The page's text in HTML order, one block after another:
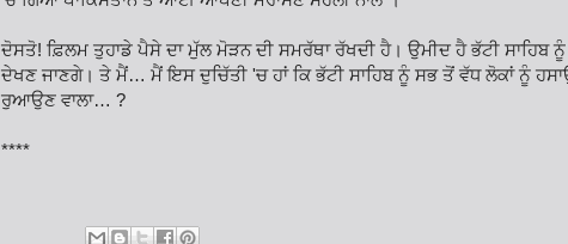
ਦੋਸਤੋ! ਫ਼ਿਲਮ ਤੁਹਾਡੇ ਪੈਸੇ ਦਾ ਮੁੱਲ ਮੋੜਨ ਦੀ ਸਮਰੱਥਾ ਰੱਖਦੀ ਹੈ। ਉਮੀਦ ਹੈ ਭੱਟੀ ਸਾਹਿਬ
ਦੇਖਣ ਜਾਣਗੇ। ਤੇ ਮੈਂ… ਮੈਂ ਇਸ ਦੁਚਿੱਤੀ 'ਚ ਹਾਂ ਕਿ ਭੱਟੀ ਸਾਹਿਬ ਨੂੰ ਸਭ ਤੋਂ ਵੱਧ ਲੋਕਾਂ ਨੂੰ
ਰੁਆਉਣ ਵਾਲਾ… ?
****